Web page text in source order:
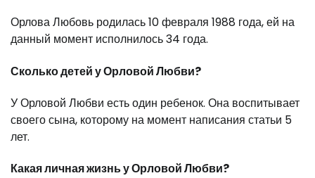
Орлова Любовь родилась 10 февраля 1988 года, ей на
данный момент исполнилось 34 года.
Сколько детей у Орловой Любви?
У Орловой Любви есть один ребенок. Она воспитывает
своего сына, которому на момент написания статьи 5
лет.
Какая личная жизнь у Орловой Любви?